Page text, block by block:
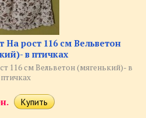
На рост 116 см Вельветон
в птичках
116 см Вельветон (мягенький)- в
птичках